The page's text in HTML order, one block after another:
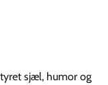
sjæl, humor og